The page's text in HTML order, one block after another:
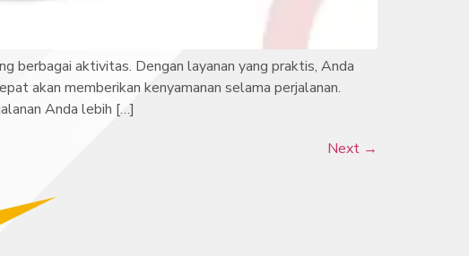
berbagai aktivitas. Dengan layanan yang praktis, Anda
akan memberikan kenyamanan selama perjalanan.
Anda lebih […]
Next →